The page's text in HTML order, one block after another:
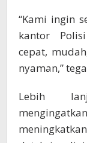
“Kami ingin
kantor
cepat,
nyaman,”
Lebih